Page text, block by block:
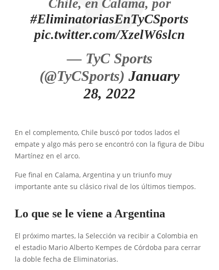
Chile, en Calama, por
#EliminatoriasEnTyCSports
pic.twitter.com/XzelW6slcn
— TyC Sports
(@TyCSports) January
28, 2022
En el complemento, Chile buscó por todos lados el
empate y algo más pero se encontró con la figura de Dibu
Martínez en el arco.
Fue final en Calama, Argentina y un triunfo muy
importante ante su clásico rival de los últimos tiempos.
Lo que se le viene a Argentina
El próximo martes, la Selección va recibir a Colombia en
el estadio Mario Alberto Kempes de Córdoba para cerrar
la doble fecha de Eliminatorias.